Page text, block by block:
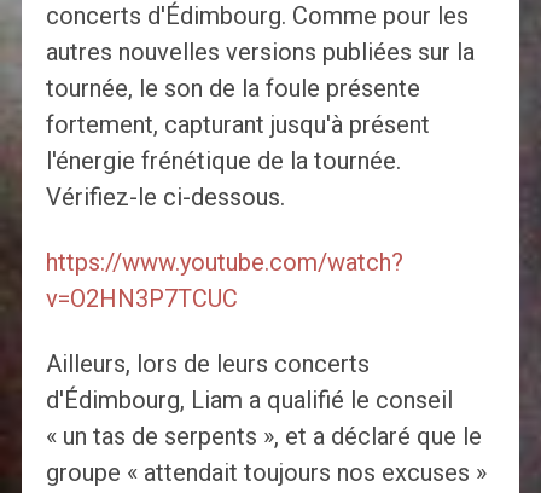
concerts d'Édimbourg. Comme pour les
autres nouvelles versions publiées sur la
tournée, le son de la foule présente
fortement, capturant jusqu'à présent
l'énergie frénétique de la tournée.
Vérifiez-le ci-dessous.
https://www.youtube.com/watch?
v=O2HN3P7TCUC
Ailleurs, lors de leurs concerts
d'Édimbourg, Liam a qualifié le conseil
« un tas de serpents », et a déclaré que le
groupe « attendait toujours nos excuses »